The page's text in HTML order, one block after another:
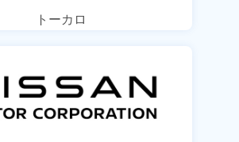
トーカロ